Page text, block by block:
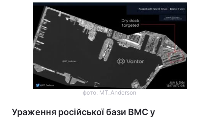
фото: MT_Anderson
Ураження російської бази ВМС у